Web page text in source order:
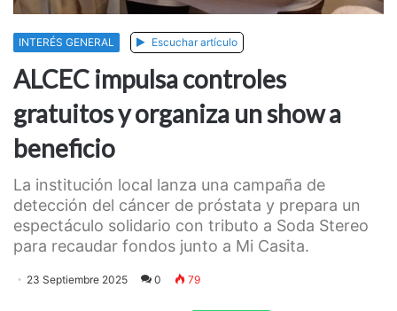
INTERÉS GENERAL Escuchar artículo
ALCEC impulsa controles
gratuitos y organiza un show a
beneficio
La institución local lanza una campaña de
detección del cáncer de próstata y prepara un
espectáculo solidario con tributo a Soda Stereo
para recaudar fondos junto a Mi Casita.
23 Septiembre 2025 0 79